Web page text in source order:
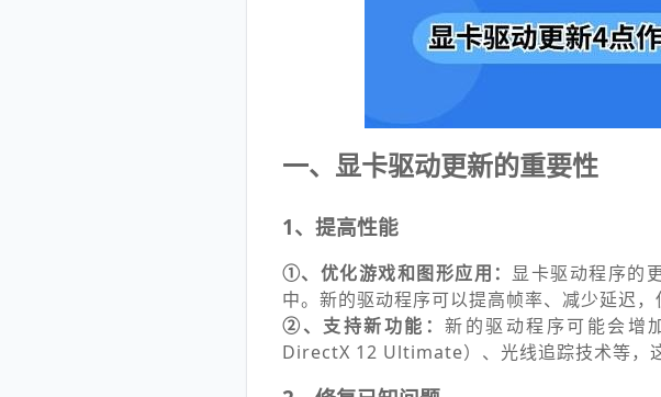
一、显卡驱动更新的重要性
1、提高性能
①、优化游戏和图形应用： 显卡驱动程序的
中。新的驱动程序可以提高帧率、减少延迟
②、支持新功能：新的驱动程序可能会增
DirectX 12 Ultimate）、光线追踪技术等，